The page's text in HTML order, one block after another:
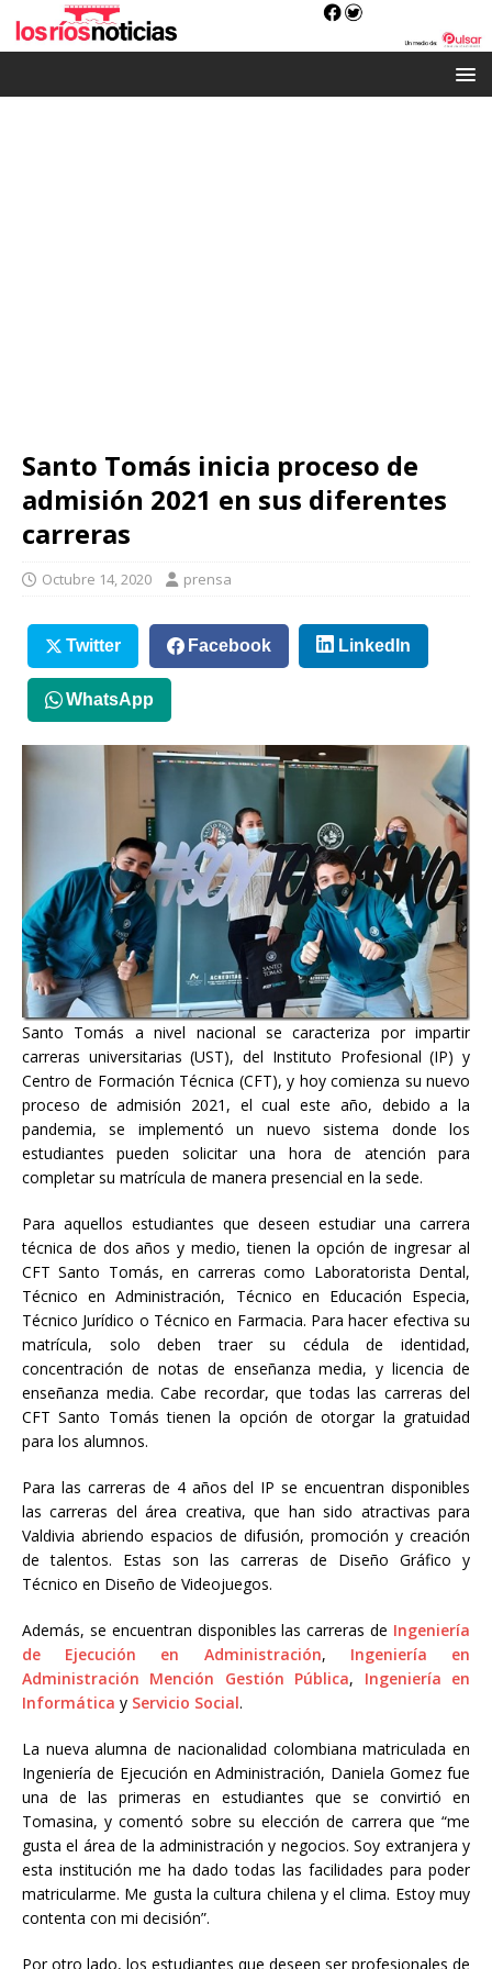
Santo Tomás inicia proceso de
admisión 2021 en sus diferentes
carreras
Octubre 14, 2020 prensa
Twitter Facebook LinkedIn
WhatsApp
Santo Tomás a nivel nacional se caracteriza por impartir
carreras universitarias (UST), del Instituto Profesional (IP) y
Centro de Formación Técnica (CFT), y hoy comienza su nuevo
proceso de admisión 2021, el cual este año, debido a la
pandemia, se implementó un nuevo sistema donde los
estudiantes pueden solicitar una hora de atención para
completar su matrícula de manera presencial en la sede.
Para aquellos estudiantes que deseen estudiar una carrera
técnica de dos años y medio, tienen la opción de ingresar al
CFT Santo Tomás, en carreras como Laboratorista Dental,
Técnico en Administración, Técnico en Educación Especia,
Técnico Jurídico o Técnico en Farmacia. Para hacer efectiva su
matrícula, solo deben traer su cédula de identidad,
concentración de notas de enseñanza media, y licencia de
enseñanza media. Cabe recordar, que todas las carreras del
CFT Santo Tomás tienen la opción de otorgar la gratuidad
para los alumnos.
Para las carreras de 4 años del IP se encuentran disponibles
las carreras del área creativa, que han sido atractivas para
Valdivia abriendo espacios de difusión, promoción y creación
de talentos. Estas son las carreras de Diseño Gráfico y
Técnico en Diseño de Videojuegos.
Además, se encuentran disponibles las carreras de Ingeniería
de Ejecución en Administración, Ingeniería en
Administración Mención Gestión Pública, Ingeniería en
Informática y Servicio Social.
La nueva alumna de nacionalidad colombiana matriculada en
Ingeniería de Ejecución en Administración, Daniela Gomez fue
una de las primeras en estudiantes que se convirtió en
Tomasina, y comentó sobre su elección de carrera que “me
gusta el área de la administración y negocios. Soy extranjera y
esta institución me ha dado todas las facilidades para poder
matricularme. Me gusta la cultura chilena y el clima. Estoy muy
contenta con mi decisión”.
Por otro lado, los estudiantes que deseen ser profesionales de